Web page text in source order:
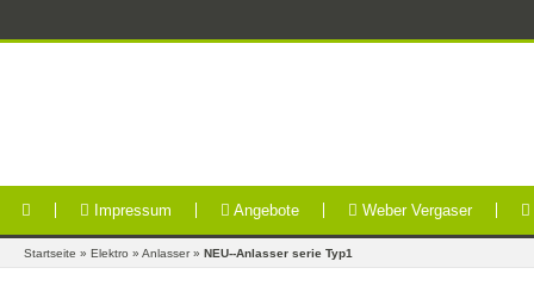
Impressum Angebote Weber Vergaser
Startseite » Elektro » Anlasser» NEU--Anlasser serie Typ1